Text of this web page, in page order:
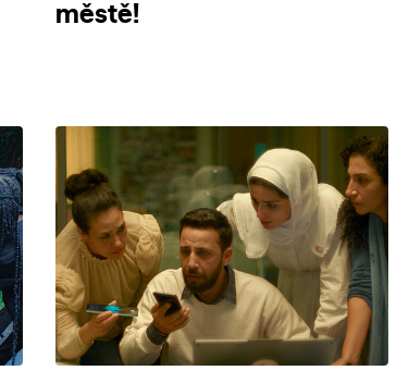
městě!